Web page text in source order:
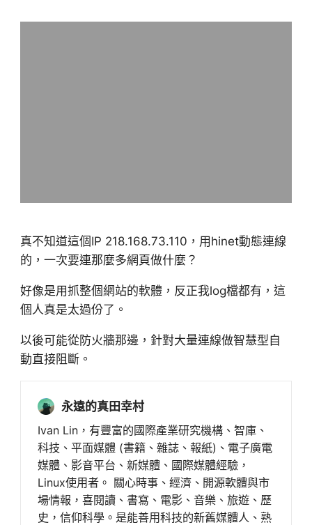
真不知道這個IP 218.168.73.110，用hinet動態連線
的，一次要連那麼多網頁做什麼？
好像是用抓整個網站的軟體，反正我log檔都有，這
個人真是太過份了。
以後可能從防火牆那邊，針對大量連線做智慧型自
動直接阻斷。
永遠的真田幸村
Ivan Lin，有豐富的國際產業研究機構、智庫、
科技、平面媒體 (書籍、雜誌、報紙)、電子廣電
媒體、影音平台、新媒體、國際媒體經驗，
Linux使用者。 關心時事、經濟、開源軟體與市
場情報，喜閱讀、書寫、電影、音樂、旅遊、歷
史，信仰科學。是能善用科技的新舊媒體人、熟